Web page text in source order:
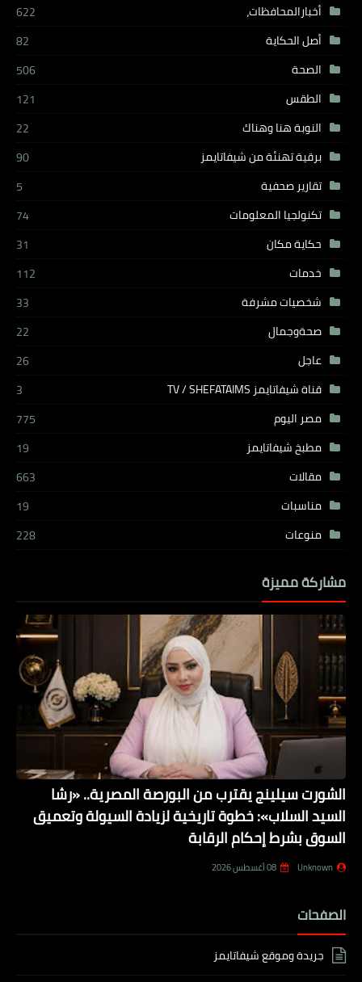
أخبارالمحافظات،
622
أصل الحكاية
82
الصحة
506
الطقس
121
النوبة هنا وهناك
22
برقية تهنئة من شيفاتايمز
90
تقارير صحفية
5
تكنولجيا المعلومات
74
حكاية مكان
31
خدمات
112
شخصيات مشرفة
33
صحةوجمال
22
عاجل
26
قناة شيفاتايمز TV / SHEFATAIMS
3
مصر اليوم
775
مطبخ شيفاتايمز
19
مقالات
663
مناسبات
19
منوعات
228
مشاركة مميزة
الشورت سيلينج يقترب من البورصة المصرية.. «رشا
السيد السلاب»: خطوة تاريخية لزيادة السيولة وتعميق
السوق بشرط إحكام الرقابة
Unknown 08 أغسطس 2026
الصفحات
جريدة وموقع شيفاتايمز